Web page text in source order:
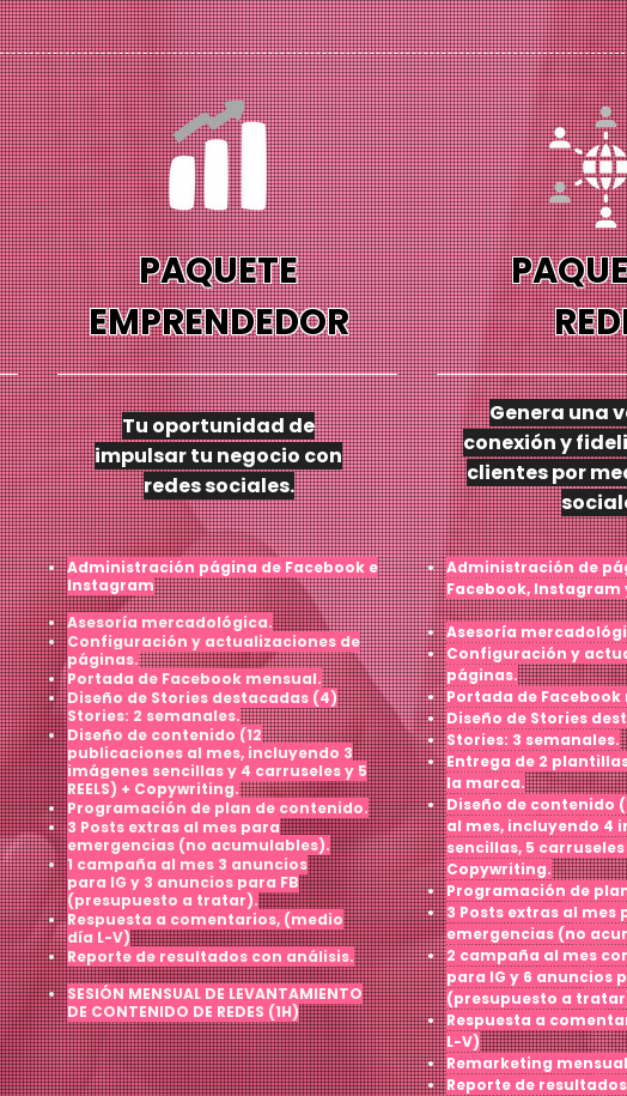
PAQUETE
​EMPRENDEDOR
Tu oportunidad de
impulsar tu negocio con
redes sociales.
Administración página de Facebook e
Instagram
Asesoría mercadológica.
Configuración y actualizaciones de
páginas.
Portada de Facebook mensual.
Diseño de Stories destacadas (4)
Stories: 2 semanales.
Diseño de contenido (12
publicaciones al mes, incluyendo 3
imágenes sencillas y 4 carruseles y 5
REELS) + Copywriting.
Programación de plan de contenido.
3 Posts extras al mes para
emergencias (no acumulables).
1 campaña al mes 3 anuncios
para IG y 3 anuncios para FB
(presupuesto a tratar).
Respuesta a comentarios, (medio
día L-V)
Reporte de resultados con análisis.
SESIÓN MENSUAL DE LEVANTAMIENTO
DE CONTENIDO DE REDES (1H)
Genera una
conexión y
clientes por
Administración de
Facebook, Instagram
Asesoría
Configuración y
páginas.
Portada de Facebook
Diseño de Stories
Stories: 3 semanales.
Entrega de 2
la marca.
Diseño de contenido
al mes, incluyendo 4
sencillas, 5 carruseles
Copywriting.
Programación de
3 Posts extras al mes
emergencias (no
2 campaña al mes
para IG y 6 anuncios
(presupuesto a
Respuesta a
L-V)
Remarketing
Reporte de